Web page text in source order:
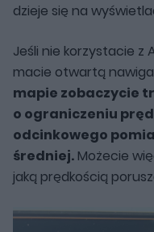
dzieje się na
Jeśli nie korzystacie z
macie otwartą
mapie zobaczycie
o ograniczeniu
odcinkowego
średniej. Możecie
jaką prędkością